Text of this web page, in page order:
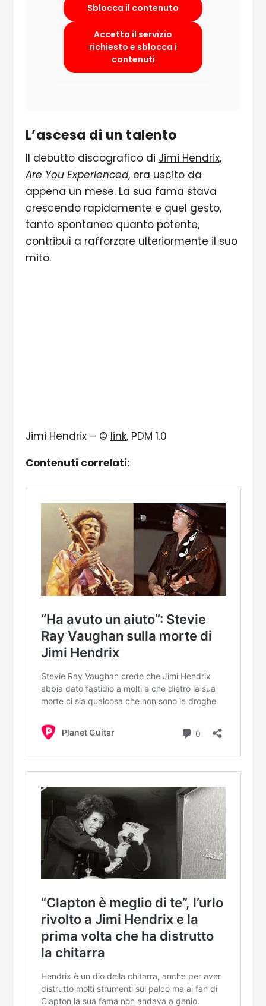
Sblocca il contenuto
Accetta il servizio
richiesto e sblocca i
contenuti
L’ascesa di un talento
Il debutto discografico di Jimi Hendrix,
Are You Experienced, era uscito da
appena un mese. La sua fama stava
crescendo rapidamente e quel gesto,
tanto spontaneo quanto potente,
contribuì a rafforzare ulteriormente il suo
mito.
Jimi Hendrix – © link, PDM 1.0
Contenuti correlati: